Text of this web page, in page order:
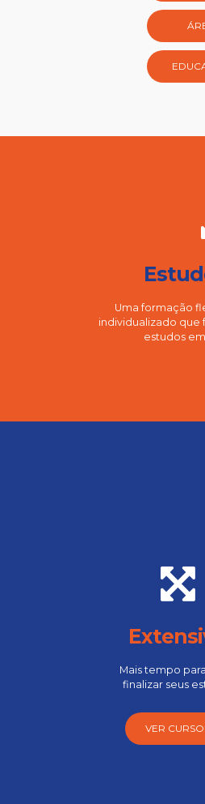
Uma formação
individualizado que
estudos
Mais tempo
finalizar seus
VER